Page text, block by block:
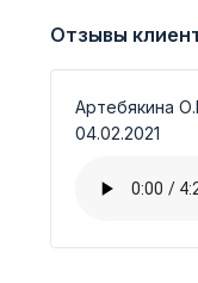
Отзывы
Артебякина
04.02.2021